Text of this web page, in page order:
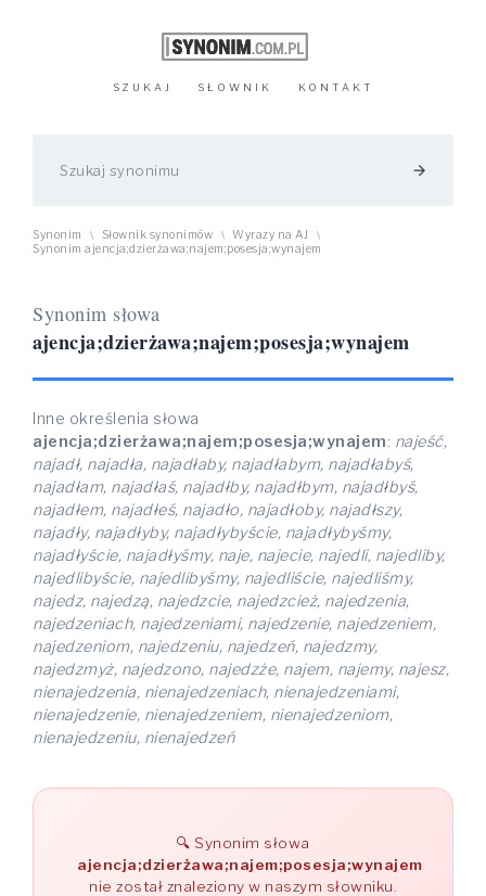
SZUKAJ SŁOWNIK KONTAKT
arrow_forward
Synonim \ Słownik synonimów \ Wyrazy na AJ \
Synonim ajencja;dzierżawa;najem;posesja;wynajem
Synonim słowa
ajencja;dzierżawa;najem;posesja;wynajem
Inne określenia słowa
ajencja;dzierżawa;najem;posesja;wynajem: najeść,
najadł, najadła, najadłaby, najadłabym, najadłabyś,
najadłam, najadłaś, najadłby, najadłbym, najadłbyś,
najadłem, najadłeś, najadło, najadłoby, najadłszy,
najadły, najadłyby, najadłybyście, najadłybyśmy,
najadłyście, najadłyśmy, naje, najecie, najedli, najedliby,
najedlibyście, najedlibyśmy, najedliście, najedliśmy,
najedz, najedzą, najedzcie, najedzcież, najedzenia,
najedzeniach, najedzeniami, najedzenie, najedzeniem,
najedzeniom, najedzeniu, najedzeń, najedzmy,
najedzmyż, najedzono, najedzże, najem, najemy, najesz,
nienajedzenia, nienajedzeniach, nienajedzeniami,
nienajedzenie, nienajedzeniem, nienajedzeniom,
nienajedzeniu, nienajedzeń
Synonim słowa
ajencja;dzierżawa;najem;posesja;wynajem
nie został znaleziony w naszym słowniku.